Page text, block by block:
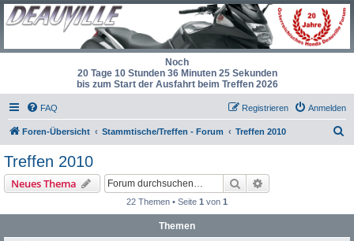
Noch
20 Tage 10 Stunden 36 Minuten 25 Sekunden
bis zum Start der Ausfahrt beim Treffen 2026
FAQ Anmelden
Registrieren
Foren-Übersicht Stammtische/Treffen - Forum Treffen 2010
Treffen 2010
Neues Thema Suche
22 Themen • Seite 1 von 1
Themen